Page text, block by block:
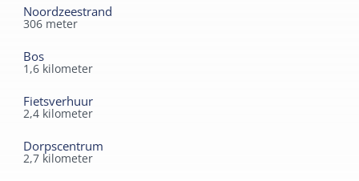
Noordzeestrand
306 meter
Bos
1,6 kilometer
Fietsverhuur
2,4 kilometer
Dorpscentrum
2,7 kilometer